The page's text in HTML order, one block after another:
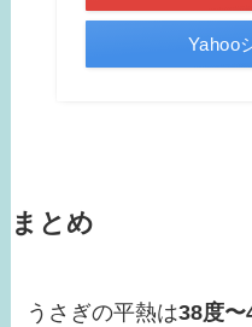
Yahoo
まとめ
うさぎの平熱は38度〜